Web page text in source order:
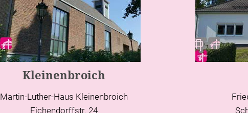
Kleinenbroich
Martin-Luther-Haus Kleinenbroich
Eichendorffstr. 24